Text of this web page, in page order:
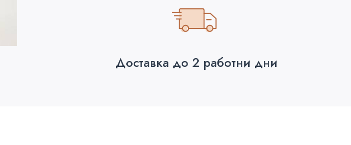
Доставка до 2 работни дни